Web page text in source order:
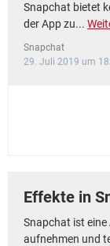
Snapchat bietet
der App zu...
Snapchat
29. Juli 2019 um
Effekte in
Snapchat ist eine
aufnehmen und